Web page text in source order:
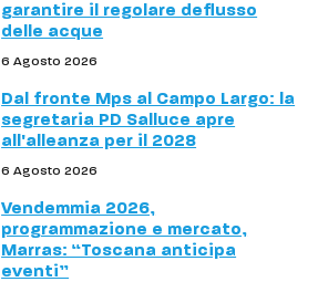
garantire il regolare deflusso
delle acque
6 Agosto 2026
Dal fronte Mps al Campo Largo: la
segretaria PD Salluce apre
all'alleanza per il 2028
6 Agosto 2026
Vendemmia 2026,
programmazione e mercato,
Marras: “Toscana anticipa
eventi”